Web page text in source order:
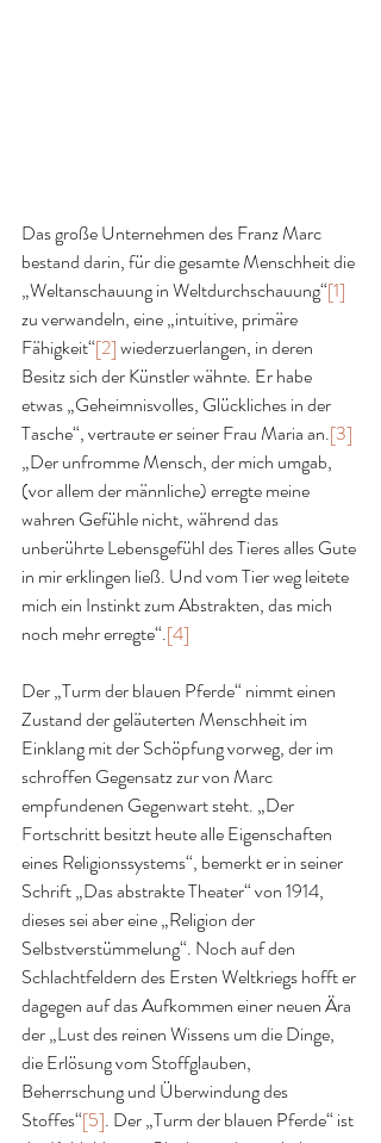
Das große Unternehmen des Franz Marc
bestand darin, für die gesamte Menschheit die
„Weltanschauung in Weltdurchschauung“[1]
zu verwandeln, eine „intuitive, primäre
Fähigkeit“[2] wiederzuerlangen, in deren
Besitz sich der Künstler wähnte. Er habe
etwas „Geheimnisvolles, Glückliches in der
Tasche“, vertraute er seiner Frau Maria an.[3]
„Der unfromme Mensch, der mich umgab,
(vor allem der männliche) erregte meine
wahren Gefühle nicht, während das
unberührte Lebensgefühl des Tieres alles Gute
in mir erklingen ließ. Und vom Tier weg leitete
mich ein Instinkt zum Abstrakten, das mich
noch mehr erregte“.[4]
Der „Turm der blauen Pferde“ nimmt einen
Zustand der geläuterten Menschheit im
Einklang mit der Schöpfung vorweg, der im
schroffen Gegensatz zur von Marc
empfundenen Gegenwart steht. „Der
Fortschritt besitzt heute alle Eigenschaften
eines Religionssystems“, bemerkt er in seiner
Schrift „Das abstrakte Theater“ von 1914,
dieses sei aber eine „Religion der
Selbstverstümmelung“. Noch auf den
Schlachtfeldern des Ersten Weltkriegs hofft er
dagegen auf das Aufkommen einer neuen Ära
der „Lust des reinen Wissens um die Dinge,
die Erlösung vom Stoffglauben,
Beherrschung und Überwindung des
Stoffes“[5]. Der „Turm der blauen Pferde“ ist